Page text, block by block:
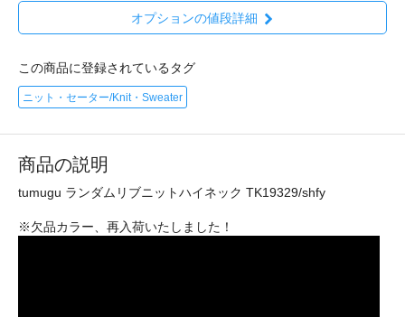
オプションの値段詳細
この商品に登録されているタグ
ニット・セーター/Knit・Sweater
商品の説明
tumugu ランダムリブニットハイネック TK19329/shfy
※欠品カラー、再入荷いたしました！